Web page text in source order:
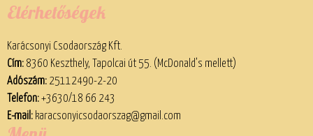
Elérhetőségek
Karácsonyi Csodaország Kft.
Cím:8360 Keszthely, Tapolcai út 55. (McDonald’s mellett)
Adószám:25112490-2-20
Telefon:+3630/18 66 243
E-mail: karacsonyicsodaorszag@gmail.com